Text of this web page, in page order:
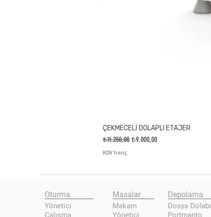
ÇEKMECELİ DOLAPLI ETAJER
Normal Fiyat
₺11.250,00 İndirimli Fiyat
₺9.000,00
KDV hariç
Oturma
Yönetici
Masalar
Makam
Depolama
Dosya Dolabı